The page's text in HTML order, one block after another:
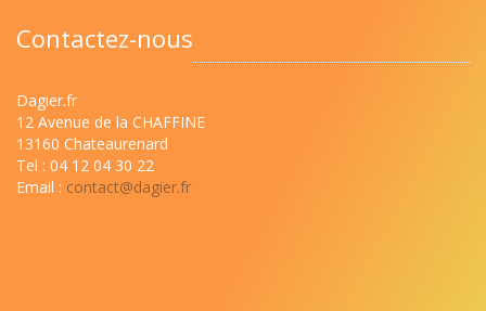
Contactez-nous
Dagier.fr
12 Avenue de la CHAFFINE
13160 Chateaurenard
Tel : 04 12 04 30 22
Email : contact@dagier.fr